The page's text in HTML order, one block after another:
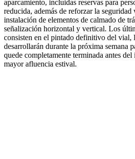
aparcamiento, incluidas reservas para
reducida, además de reforzar la seguridad
instalación de elementos de calmado de
señalización horizontal y vertical. Los
consisten en el pintado definitivo del vial,
desarrollarán durante la próxima semana
quede completamente terminada antes
mayor afluencia estival.